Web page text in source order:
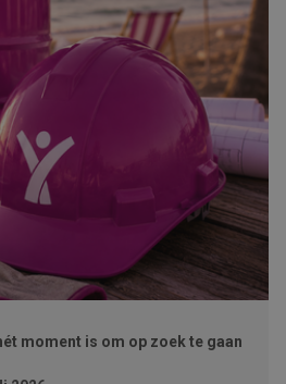
moment is om op zoek te gaan